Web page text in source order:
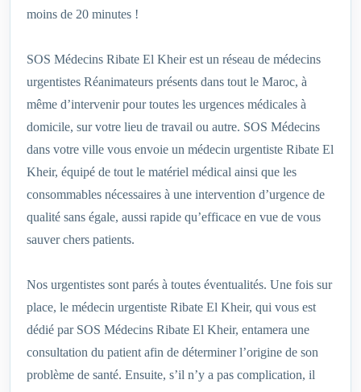
moins de 20 minutes !
SOS Médecins Ribate El Kheir est un réseau de médecins
urgentistes Réanimateurs présents dans tout le Maroc, à
même d’intervenir pour toutes les urgences médicales à
domicile, sur votre lieu de travail ou autre. SOS Médecins
dans votre ville vous envoie un médecin urgentiste Ribate El
Kheir, équipé de tout le matériel médical ainsi que les
consommables nécessaires à une intervention d’urgence de
qualité sans égale, aussi rapide qu’efficace en vue de vous
sauver chers patients.
Nos urgentistes sont parés à toutes éventualités. Une fois sur
place, le médecin urgentiste Ribate El Kheir, qui vous est
dédié par SOS Médecins Ribate El Kheir, entamera une
consultation du patient afin de déterminer l’origine de son
problème de santé. Ensuite, s’il n’y a pas complication, il